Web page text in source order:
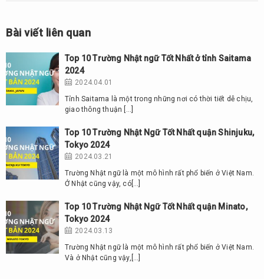
Bài viết liên quan
Top 10 Trường Nhật ngữ Tốt Nhất ở tỉnh Saitama
2024
2024.04.01
Tỉnh Saitama là một trong những nơi có thời tiết dễ chịu,
giao thông thuận […]
Top 10 Trường Nhật Ngữ Tốt Nhất quận Shinjuku,
Tokyo 2024
2024.03.21
Trường Nhật ngữ là một mô hình rất phổ biến ở Việt Nam.
Ở Nhật cũng vậy, có[…]
Top 10 Trường Nhật Ngữ Tốt Nhất quận Minato,
Tokyo 2024
2024.03.13
Trường Nhật ngữ là một mô hình rất phổ biến ở Việt Nam.
Và ở Nhật cũng vậy,[…]